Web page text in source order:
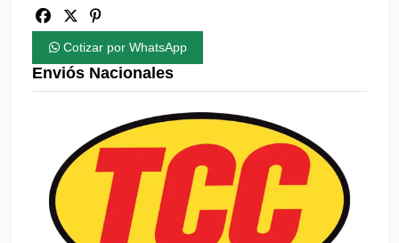
Cotizar por WhatsApp
Enviós Nacionales